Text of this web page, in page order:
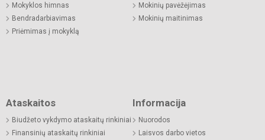
Mokyklos himnas
Bendradarbiavimas
Priėmimas į mokyklą
Mokinių pavėžėjimas
Mokinių maitinimas
Ataskaitos
Biudžeto vykdymo ataskaitų rinkiniai
Finansinių ataskaitų rinkiniai
Informacija
Nuorodos
Laisvos darbo vietos